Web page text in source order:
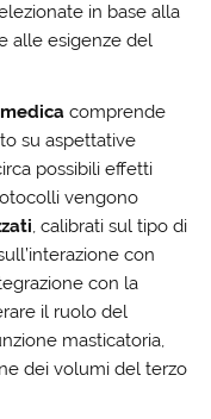
in base alla
alle esigenze del
comprende
su aspettative
possibili effetti
vengono
, calibrati sul tipo di
con
con la
il ruolo del
masticatoria,
dei volumi del terzo